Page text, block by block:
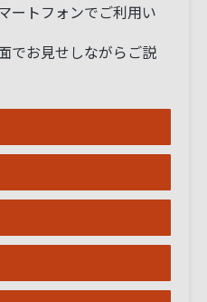
ートフォンでご利用い
でお見せしながらご説